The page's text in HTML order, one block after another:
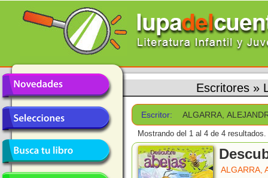
Escritores »
Escritor: ALGARRA,
Mostrando del 1 al 4 de 4 resultados.
ALGARRA,